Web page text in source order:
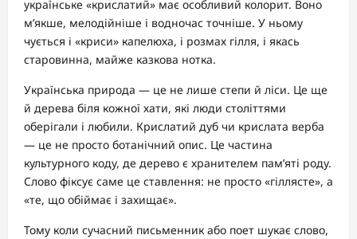
українське «крислатий» має особливий колорит. Воно
м’якше, мелодійніше і водночас точніше. У ньому
чується і «криси» капелюха, і розмах гілля, і якась
старовинна, майже казкова нотка.
Українська природа — це не лише степи й ліси. Це ще
й дерева біля кожної хати, які люди століттями
оберігали і любили. Крислатий дуб чи крислата верба
— це не просто ботанічний опис. Це частина
культурного коду, де дерево є хранителем пам’яті роду.
Слово фіксує саме це ставлення: не просто «гіллясте», а
«те, що обіймає і захищає».
Тому коли сучасний письменник або поет шукає слово,